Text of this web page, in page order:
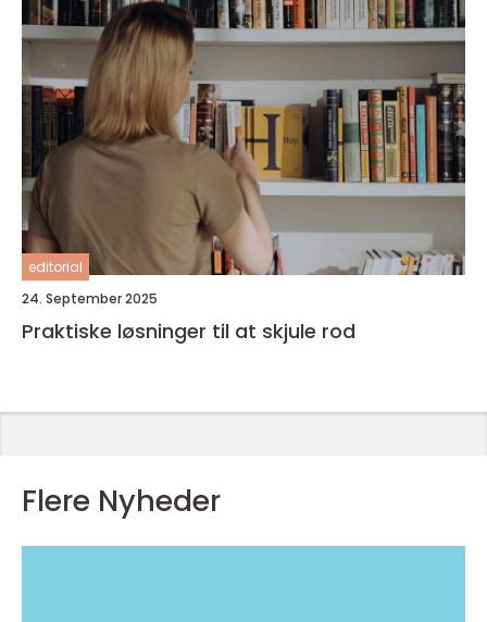
editorial
24. September 2025
Praktiske løsninger til at skjule rod
Flere Nyheder